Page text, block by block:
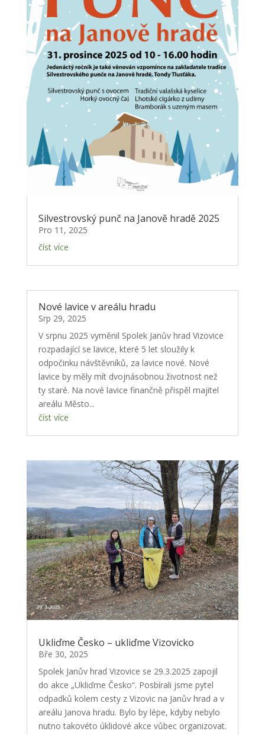
Silvestrovský punč na Janově hradě 2025
Pro 11, 2025
číst více
Nové lavice v areálu hradu
Srp 29, 2025
V srpnu 2025 vyměnil Spolek Janův hrad Vizovice
rozpadající se lavice, které 5 let sloužily k
odpočinku návštěvníků, za lavice nové. Nové
lavice by měly mít dvojnásobnou životnost než
ty staré. Na nové lavice finančně přispěl majitel
areálu Město...
číst více
Ukliďme Česko – ukliďme Vizovicko
Bře 30, 2025
Spolek Janův hrad Vizovice se 29.3.2025 zapojil
do akce „Ukliďme Česko“. Posbírali jsme pytel
odpadků kolem cesty z Vizovic na Janův hrad a v
areálu Janova hradu. Bylo by lépe, kdyby nebylo
nutno takovéto úklidové akce vůbec organizovat.